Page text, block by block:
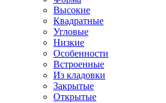
Высокие
Квадратные
Угловые
Низкие
Особенности
Встроенные
Из кладовки
Закрытые
Открытые